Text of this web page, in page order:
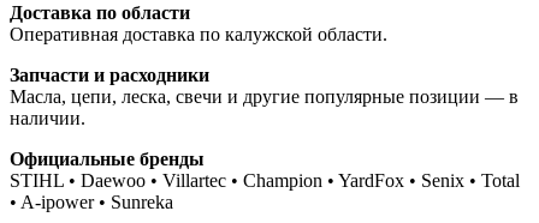
Доставка по области
Оперативная доставка по калужской области.
Запчасти и расходники
Масла, цепи, леска, свечи и другие популярные позиции — в
наличии.
Официальные бренды
STIHL • Daewoo • Villartec • Champion • YardFox • Senix • Total
• A-ipower • Sunreka